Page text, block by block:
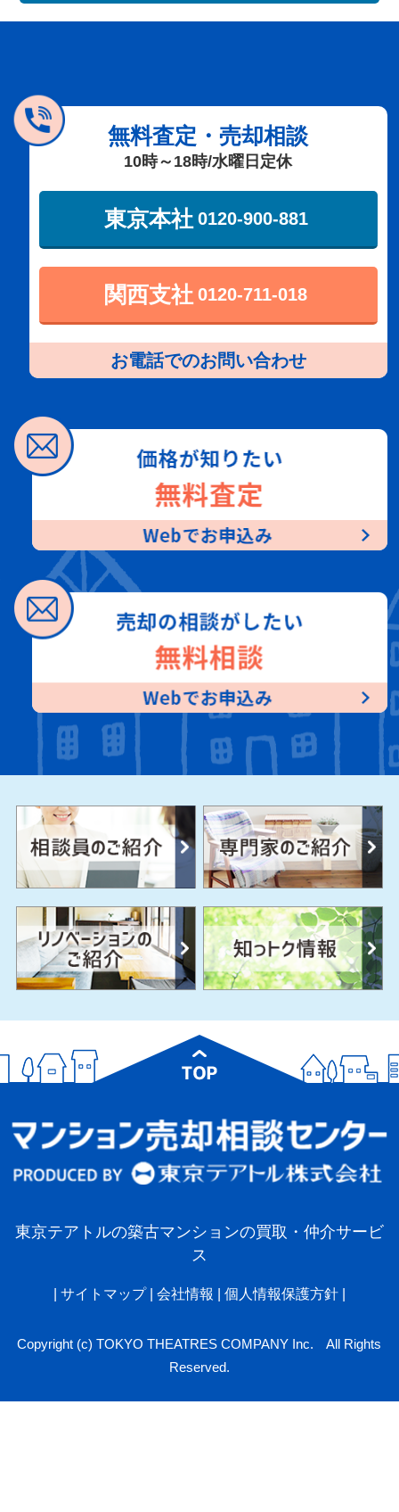
無料査定・売却相談
10時～18時/水曜日定休
東京本社 0120-900-881
関西支社 0120-711-018
お電話でのお問い合わせ
東京テアトルの築古マンションの買取・仲介サービ
ス
サイトマップ 会社情報 個人情報保護方針|
Copyright (c) TOKYO THEATRES COMPANY Inc. All Rights
Reserved.